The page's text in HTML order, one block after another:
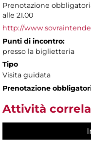
Prenotazione
alle 21.00
http://
Punti di incontro:
presso la biglietteria
Tipo
Visita guidata
Prenotazione
Attività